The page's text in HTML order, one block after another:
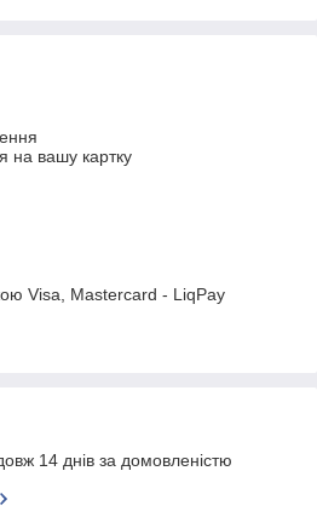
на вашу картку
Visa, Mastercard - LiqPay
14 днів за домовленістю